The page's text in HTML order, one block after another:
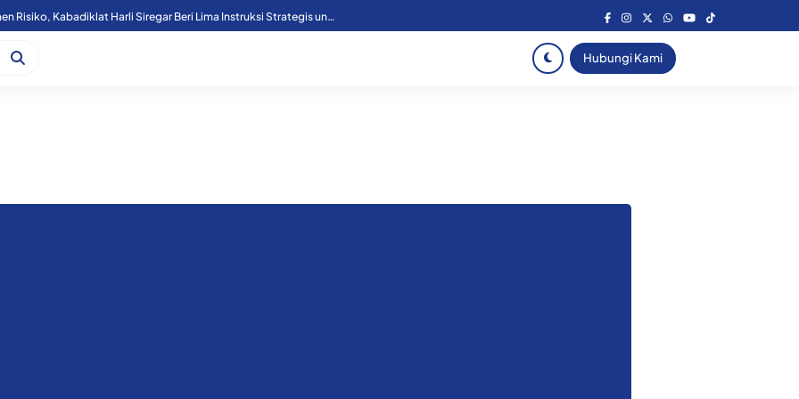
Tutup Diklat Manajemen Risiko, Kabadiklat Harli Siregar Beri Lima Instruksi Strategis untuk Perkuat Tata Kelola Kejaksaan
Hubungi Kami